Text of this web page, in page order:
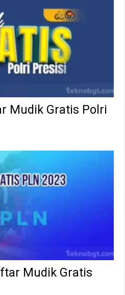
Mudik Gratis Polri
Mudik Gratis